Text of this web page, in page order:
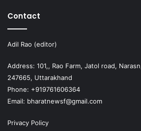
Contact
Adil Rao (editor)
Address: 101,, Rao Farm, Jatol road,
247665, Uttarakhand
Phone: +919761606364
Email: bharatnewsf@gmail.com
Privacy Policy